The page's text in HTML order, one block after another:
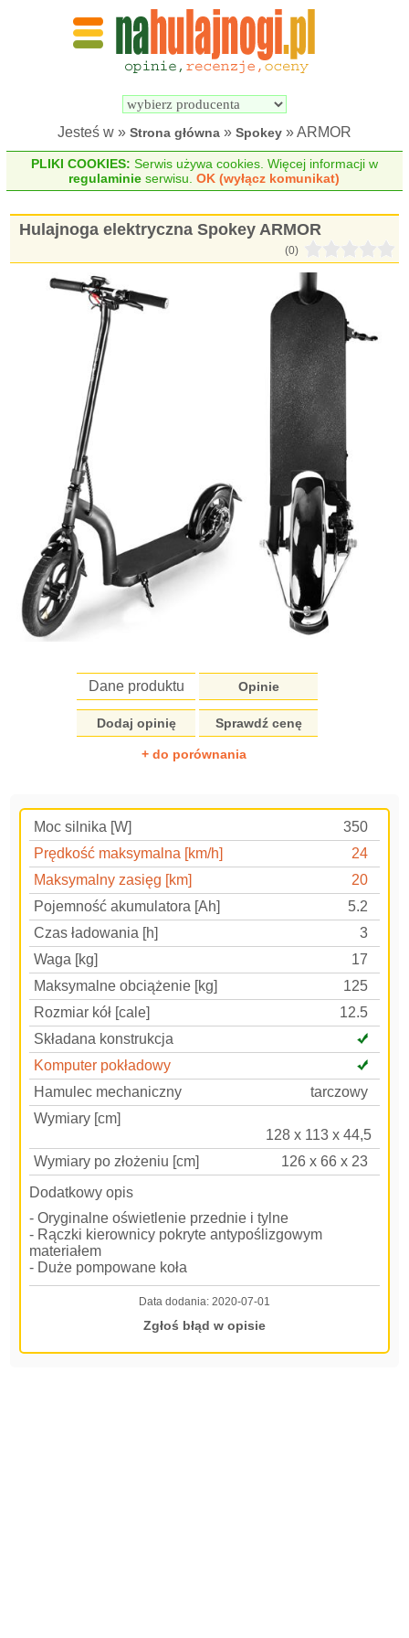
Wyszukiwarka
elektrycznych
Jesteś w » Strona główna » Spokey » ARMOR
PLIKI COOKIES: Serwis używa cookies. Więcej informacji w
regulaminie serwisu.OK (wyłącz komunikat)
Hulajnoga elektryczna Spokey ARMOR
(0)
Dane produktu Opinie
Dodaj opinię Sprawdź cenę
+ do porównania
Moc silnika [W]
350
Prędkość maksymalna [km/h]
24
Maksymalny zasięg [km]
20
Pojemność akumulatora [Ah]
5.2
Czas ładowania [h]
3
Waga [kg]
17
Maksymalne obciążenie [kg]
125
Rozmiar kół [cale]
12.5
Składana konstrukcja
Komputer pokładowy
Hamulec mechaniczny
tarczowy
Wymiary [cm]
128 x 113 x 44,5
Wymiary po złożeniu [cm]
126 x 66 x 23
Dodatkowy opis
- Oryginalne oświetlenie przednie i tylne
- Rączki kierownicy pokryte antypoślizgowym
materiałem
- Duże pompowane koła
Data dodania: 2020-07-01
Zgłoś błąd w opisie